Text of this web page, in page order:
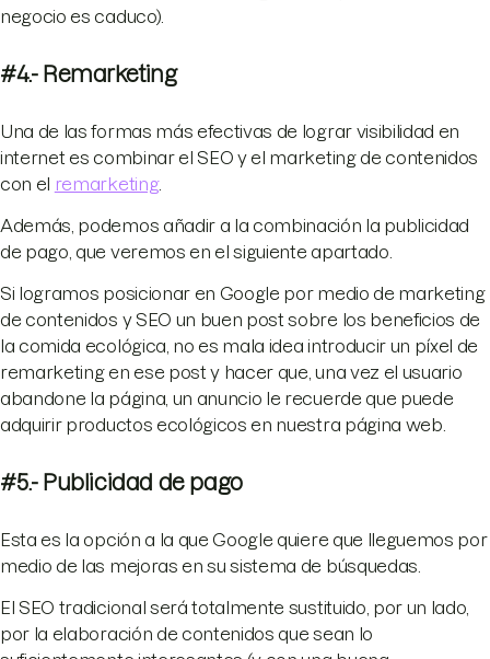
negocio es caduco).
#4.- Remarketing
Una de las formas más efectivas de lograr visibilidad en
internet es combinar el SEO y el marketing de contenidos
con el remarketing.
Además, podemos añadir a la combinación la publicidad
de pago, que veremos en el siguiente apartado.
Si logramos posicionar en Google por medio de marketing
de contenidos y SEO un buen post sobre los beneficios de
la comida ecológica, no es mala idea introducir un píxel de
remarketing en ese post y hacer que, una vez el usuario
abandone la página, un anuncio le recuerde que puede
adquirir productos ecológicos en nuestra página web.
#5.- Publicidad de pago
Esta es la opción a la que Google quiere que lleguemos por
medio de las mejoras en su sistema de búsquedas.
El SEO tradicional será totalmente sustituido, por un lado,
por la elaboración de contenidos que sean lo